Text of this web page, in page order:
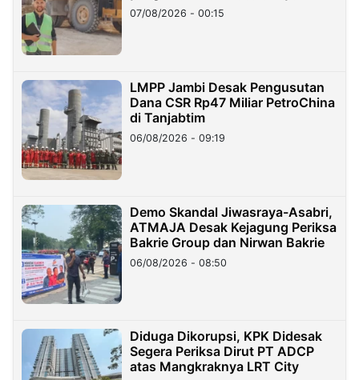
07/08/2026 - 00:15
LMPP Jambi Desak Pengusutan
Dana CSR Rp47 Miliar PetroChina
di Tanjabtim
06/08/2026 - 09:19
Demo Skandal Jiwasraya-Asabri,
ATMAJA Desak Kejagung Periksa
Bakrie Group dan Nirwan Bakrie
06/08/2026 - 08:50
Diduga Dikorupsi, KPK Didesak
Segera Periksa Dirut PT ADCP
atas Mangkraknya LRT City